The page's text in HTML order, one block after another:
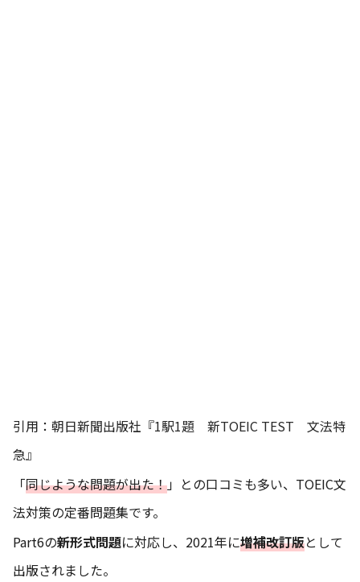
引用： 朝日新聞出版社『1駅1題 新TOEIC TEST 文法特
急』
「同じような問題が出た！」との口コミも多い、TOEIC文
法対策の定番問題集です。
Part6の新形式問題に対応し、2021年に増補改訂版として
出版されました。